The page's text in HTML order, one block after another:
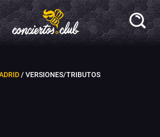
/ VERSIONES/TRIBUTOS